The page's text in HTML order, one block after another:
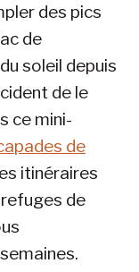
des pics
de
soleil depuis
de le
ce mini-
de
itinéraires
de